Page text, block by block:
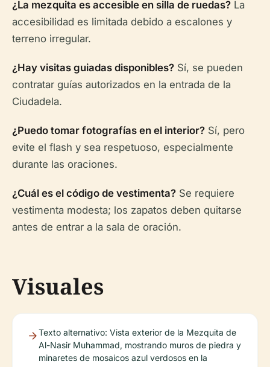
¿La mezquita es accesible en silla de ruedas? La
accesibilidad es limitada debido a escalones y
terreno irregular.
¿Hay visitas guiadas disponibles? Sí, se pueden
contratar guías autorizados en la entrada de la
Ciudadela.
¿Puedo tomar fotografías en el interior? Sí, pero
evite el flash y sea respetuoso, especialmente
durante las oraciones.
¿Cuál es el código de vestimenta? Se requiere
vestimenta modesta; los zapatos deben quitarse
antes de entrar a la sala de oración.
Visuales
Texto alternativo: Vista exterior de la Mezquita de
Al-Nasir Muhammad, mostrando muros de piedra y
minaretes de mosaicos azul verdosos en la